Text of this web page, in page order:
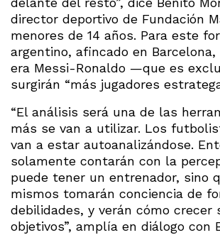
director deportivo de Fundación
menores de 14 años. Para este
argentino, afincado en
era Messi-Ronaldo —que es
surgirán “más jugadores
“El análisis será una de las
más se van a utilizar. Los
van a estar autoanalizándose.
solamente contarán con la
puede tener un entrenador, sino
mismos tomarán conciencia de
debilidades, y verán cómo crecer
objetivos”, amplía en diálogo con